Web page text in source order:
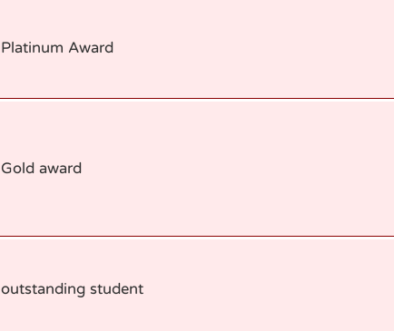
Platinum Award
Gold award
outstanding student